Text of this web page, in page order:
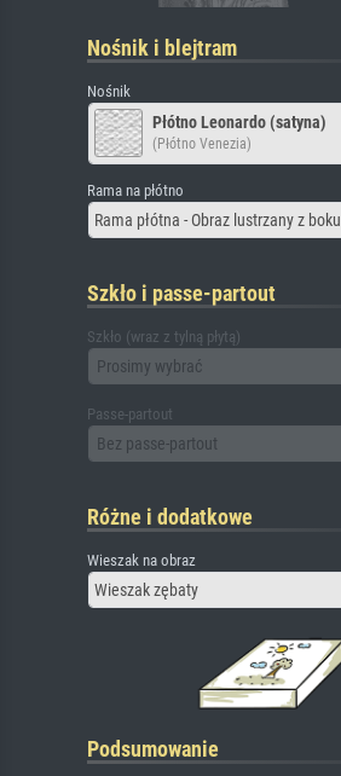
Nośnik i blejtram
Nośnik
Płótno Leonardo (satyna)
(Płótno Venezia)
Rama na płótno
Rama płótna - Obraz lustrzany z boku
Szkło i passe-partout
Szkło (wraz z tylną płytą)
Prosimy wybrać
Passe-partout
Bez passe-partout
Różne i dodatkowe
Wieszak na obraz
Wieszak zębaty
Podsumowanie